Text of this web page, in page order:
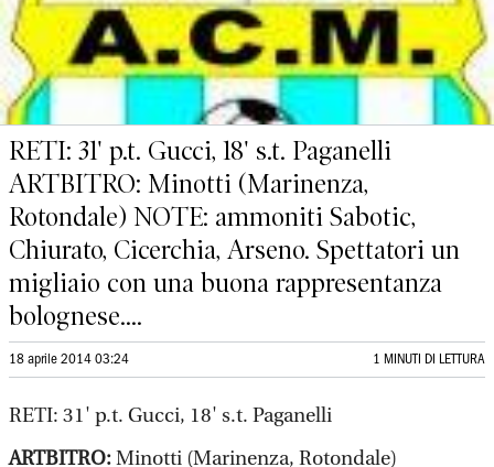
RETI: 31' p.t. Gucci, 18' s.t. Paganelli
ARTBITRO: Minotti (Marinenza,
Rotondale) NOTE: ammoniti Sabotic,
Chiurato, Cicerchia, Arseno. Spettatori un
migliaio con una buona rappresentanza
bolognese....
18 aprile 2014 03:24 1 MINUTI DI LETTURA
RETI: 31' p.t. Gucci, 18' s.t. Paganelli
ARTBITRO:Minotti (Marinenza, Rotondale)